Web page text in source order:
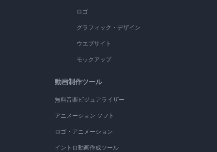
ロゴ
グラフィック・デザイン
ウエブサイト
モックアップ
動画制作ツール
無料音楽ビジュアライザー
アニメーション ソフト
ロゴ・アニメーション
イントロ動画作成ツール